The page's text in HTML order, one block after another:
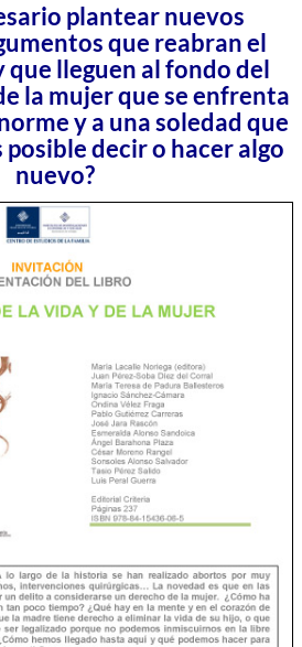
plantear nuevos
que reabran el
que lleguen al fondo del
la mujer que se enfrenta
y a una soledad que
posible decir o hacer algo
nuevo?